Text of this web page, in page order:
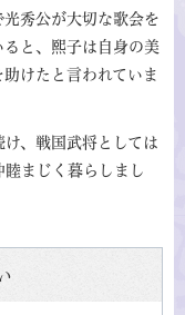
秀公が大切な歌会を
と、熙子は自身の美
けたと言われていま
、戦国武将としては
まじく暮らしまし